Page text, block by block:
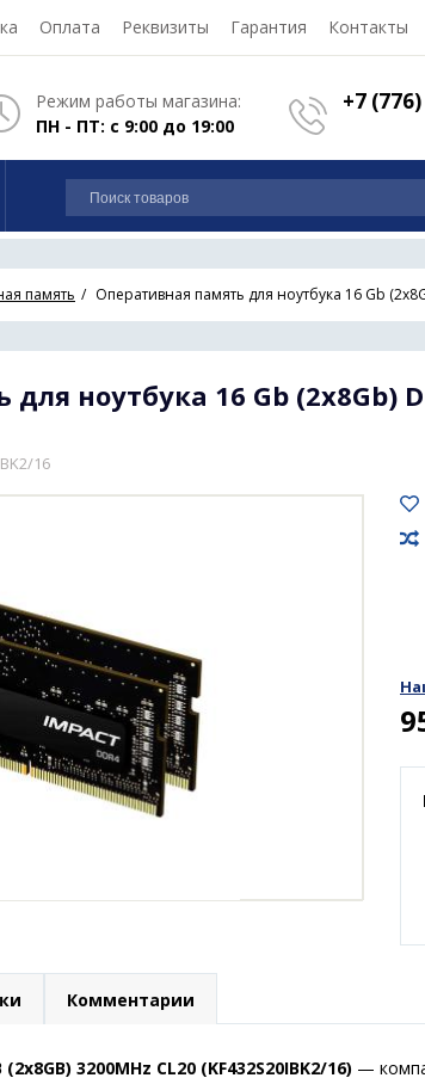
Оплата Реквизиты Гарантия Контакты
Режим работы магазина:
ПН - ПТ: с 9:00 до 19:00
+7
память Оперативная память для ноутбука 16 Gb
ноутбука 16 Gb (2x8Gb)
16
Комментарии
3200MHz CL20 (KF432S20IBK2/16) —